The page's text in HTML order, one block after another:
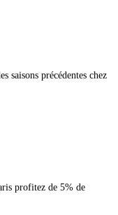
saisons précédentes chez
profitez de 5% de